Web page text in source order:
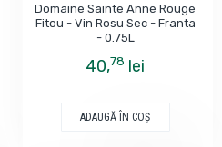
Domaine Sainte Anne Rouge
Fitou - Vin Rosu Sec - Franta
- 0.75L
40,78 lei
ADAUGĂ ÎN COŞ